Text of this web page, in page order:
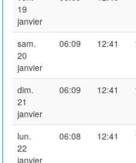
19
janvier
sam.
20
janvier
06:09 12:41
dim.
21
janvier
06:09 12:41
lun.
22
janvier
06:08 12:41